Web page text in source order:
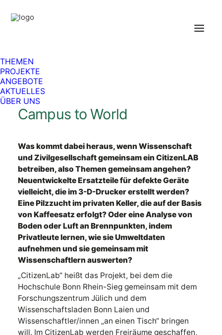
THEMEN
PROJEKTE
ANGEBOTE
AKTUELLES
ÜBER UNS
Foto: Vege/Fotolia
Campus to World
Was kommt dabei heraus, wenn Wissenschaft
und Zivilgesellschaft gemeinsam ein CitizenLAB
betreiben, also Themen gemeinsam angehen?
Neuentwickelte Ersatzteile für defekte Geräte
vielleicht, die im 3-D-Drucker erstellt werden?
Eine Pilzzucht im privaten Keller, die auf der Basis
von Kaffeesatz erfolgt? Oder eine Analyse von
Boden oder Luft an Brennpunkten, indem
Privatleute lernen, wie sie Umweltdaten
aufnehmen und sie gemeinsam mit
Wissenschaftlern auswerten?
„CitizenLab“ heißt das Projekt, bei dem die
Hochschule Bonn Rhein-Sieg gemeinsam mit dem
Forschungszentrum Jülich und dem
Wissenschaftsladen Bonn Laien und
Wissenschaftler/innen „an einen Tisch“ bringen
will. Im CitizenLab werden Freiräume geschaffen,